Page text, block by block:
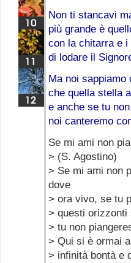
Non ti stancavi
più grande è
con la chitarra e i
di lodare il
Ma noi sappiamo
che quella stella
e anche se tu
noi canteremo
Se mi ami non
> (S. Agostino)
> Se mi ami non
dove
> ora vivo, se tu
> questi orizzonti
> tu non
> Qui si è ormai
> infinità bontà e